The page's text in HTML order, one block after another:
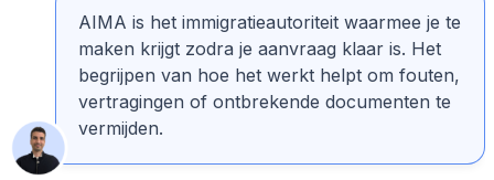
AIMA is het immigratieautoriteit waarmee je te
maken krijgt zodra je aanvraag klaar is. Het
begrijpen van hoe het werkt helpt om fouten,
vertragingen of ontbrekende documenten te
vermijden.